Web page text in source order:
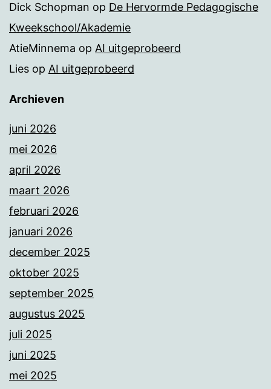
Dick Schopman op De Hervormde Pedagogische
Kweekschool/Akademie
AtieMinnema op AI uitgeprobeerd
Lies op AI uitgeprobeerd
Archieven
juni 2026
mei 2026
april 2026
maart 2026
februari 2026
januari 2026
december 2025
oktober 2025
september 2025
augustus 2025
juli 2025
juni 2025
mei 2025